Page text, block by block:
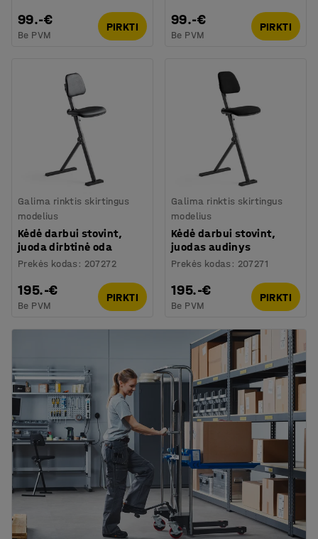
99.-€
Be PVM
PIRKTI 99.-€
Be PVM
PIRKTI
Galima rinktis skirtingus
modelius
Kėdė darbui stovint,
juoda dirbtinė oda
Prekės kodas : 207272
195.-€
Be PVM
PIRKTI
Galima rinktis skirtingus
modelius
Kėdė darbui stovint,
juodas audinys
Prekės kodas : 207271
195.-€
Be PVM
PIRKTI